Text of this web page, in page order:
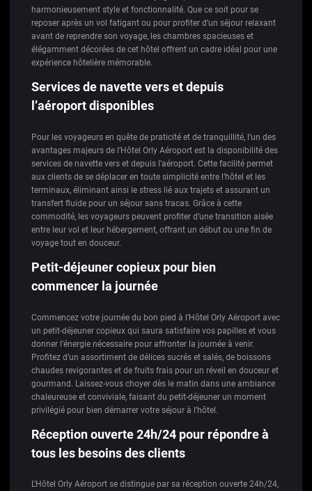
harmonieusement style et fonctionnalité. Que ce soit pour se
reposer après un vol fatigant ou pour profiter d’un séjour relaxant
avant de reprendre son voyage, les chambres spacieuses et
élégamment décorées de cet hôtel offrent un cadre idéal pour une
expérience hôtelière mémorable.
Services de navette vers et depuis
l’aéroport disponibles
Pour les voyageurs en quête de praticité et de tranquillité, l’un des
avantages majeurs de l’Hôtel Orly Aéroport est la disponibilité des
services de navette vers et depuis l’aéroport. Cette facilité permet
aux clients de se déplacer en toute simplicité entre l’hôtel et les
terminaux, éliminant ainsi le stress lié aux trajets et assurant un
transfert fluide pour un séjour sans tracas. Grâce à cette
commodité, les voyageurs peuvent profiter d’une transition aisée
entre leur vol et leur hébergement, offrant un début ou une fin de
voyage tout en douceur.
Petit-déjeuner copieux pour bien
commencer la journée
Commencez votre journée du bon pied à l’Hôtel Orly Aéroport avec
un petit-déjeuner copieux qui saura satisfaire vos papilles et vous
donner l’énergie nécessaire pour affronter la journée à venir.
Profitez d’un assortiment de délices sucrés et salés, de boissons
chaudes revigorantes et de fruits frais pour un réveil en douceur et
gourmand. Laissez-vous choyer dès le matin dans une ambiance
chaleureuse et conviviale, faisant du petit-déjeuner un moment
privilégié pour bien démarrer votre séjour à l’hôtel.
Réception ouverte 24h/24 pour répondre à
tous les besoins des clients
L’Hôtel Orly Aéroport se distingue par sa réception ouverte 24h/24,